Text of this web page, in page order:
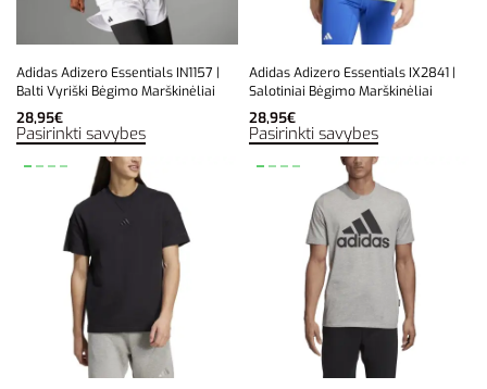
Adidas Adizero Essentials IN1157 |
Balti Vyriški Bėgimo Marškinėliai
28,95€
Pasirinkti savybes
Adidas Adizero Essentials IX2841 |
Salotiniai Bėgimo Marškinėliai
28,95€
Pasirinkti savybes